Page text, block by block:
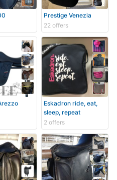
Prestige Venezia
22 offers
Eskadron ride, eat,
sleep, repeat
2 offers